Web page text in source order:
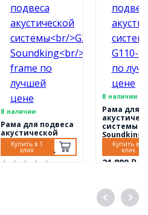
В наличии
Рама для подвеса
акустической
системы
G210A/G210SA,
Soundking
Купить в 1
клик
В наличии
Рама для
системы
Soundking
frame
21 880 ₽
Купить в 1
клик